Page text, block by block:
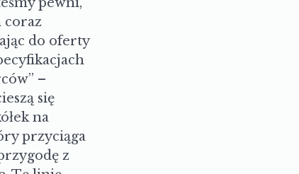
pewni,
coraz
do oferty
–
się
na
przyciąga
z